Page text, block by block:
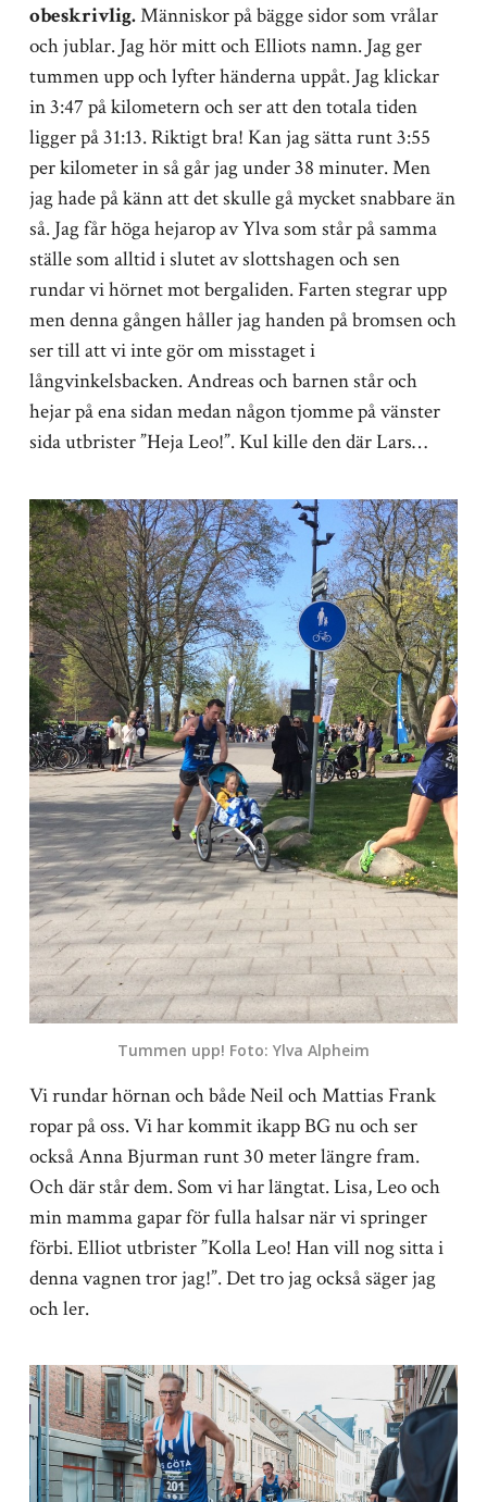
obeskrivlig.Människor på bägge sidor som vrålar
och jublar. Jag hör mitt och Elliots namn. Jag ger
tummen upp och lyfter händerna uppåt. Jag klickar
in 3:47 på kilometern och ser att den totala tiden
ligger på 31:13. Riktigt bra! Kan jag sätta runt 3:55
per kilometer in så går jag under 38 minuter. Men
jag hade på känn att det skulle gå mycket snabbare än
så. Jag får höga hejarop av Ylva som står på samma
ställe som alltid i slutet av slottshagen och sen
rundar vi hörnet mot bergaliden. Farten stegrar upp
men denna gången håller jag handen på bromsen och
ser till att vi inte gör om misstaget i
långvinkelsbacken. Andreas och barnen står och
hejar på ena sidan medan någon tjomme på vänster
sida utbrister ”Heja Leo!”. Kul kille den där Lars…
Tummen upp! Foto: Ylva Alpheim
Vi rundar hörnan och både Neil och Mattias Frank
ropar på oss. Vi har kommit ikapp BG nu och ser
också Anna Bjurman runt 30 meter längre fram.
Och där står dem. Som vi har längtat. Lisa, Leo och
min mamma gapar för fulla halsar när vi springer
förbi. Elliot utbrister ”Kolla Leo! Han vill nog sitta i
denna vagnen tror jag!”. Det tro jag också säger jag
och ler.